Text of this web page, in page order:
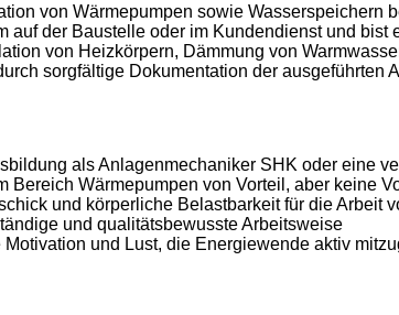
von Wärmepumpen sowie Wasserspeichern
auf der Baustelle oder im Kundendienst und
von Heizkörpern, Dämmung von
sorgfältige Dokumentation der ausgeführten
als Anlagenmechaniker SHK oder eine
Bereich Wärmepumpen von Vorteil, aber keine
und körperliche Belastbarkeit für die Arbeit
und qualitätsbewusste Arbeitsweise
Motivation und Lust, die Energiewende aktiv